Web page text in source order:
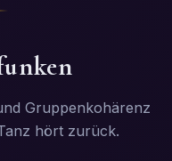
Gruppenkohärenz
hört zurück.